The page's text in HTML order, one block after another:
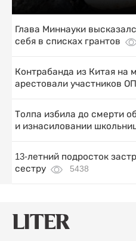
Глава Миннауки
себя в списках грантов
Контрабанда из Китая на
арестовали участников
Толпа избила до смерти
и изнасиловании
13-летний подросток
сестру
5438